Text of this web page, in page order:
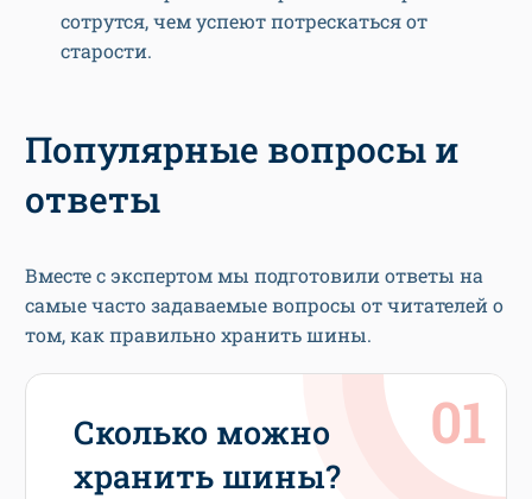
сотрутся, чем успеют потрескаться от
старости.
Популярные вопросы и
ответы
Вместе с экспертом мы подготовили ответы на
самые часто задаваемые вопросы от читателей о
том, как правильно хранить шины.
Сколько можно
хранить шины?